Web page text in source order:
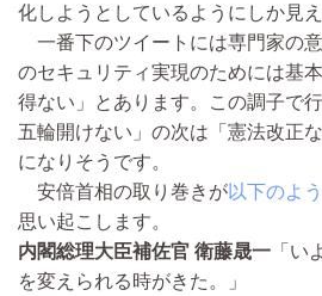
化しようとしているようにしか見え
一番下のツイートには専門家の
のセキュリティ実現のためには基
得ない」とあります。この調子で
五輪開けない」の次は「憲法改正
になりそうです。
安倍首相の取り巻きが以下のよ
思い起こします。
内閣総理大臣補佐官 衛藤晟一 「い
を変えられる時がきた。」